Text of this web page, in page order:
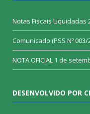
Notas Fiscais Liquidadas
Comunicado (PSS Nº 003/
NOTA OFICIAL 1 de
DESENVOLVIDO POR